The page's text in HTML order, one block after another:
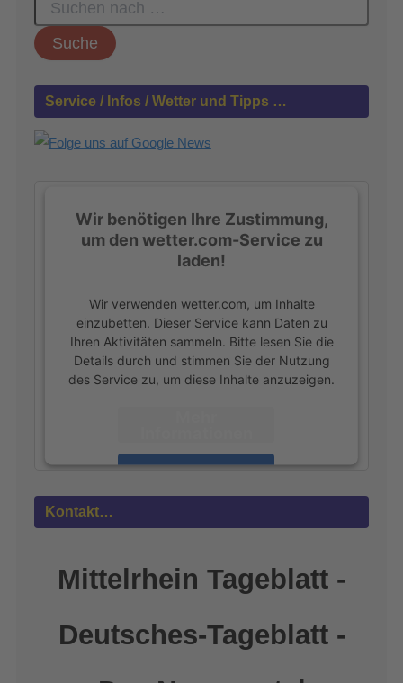
c
h
n
c
Service / Infos / Wetter und Tipps …
Wir benötigen Ihre Zustimmung,
um den wetter.com-Service zu
laden!
Wir verwenden wetter.com, um Inhalte
einzubetten. Dieser Service kann Daten zu
Ihren Aktivitäten sammeln. Bitte lesen Sie die
Details durch und stimmen Sie der Nutzung
des Service zu, um diese Inhalte anzuzeigen.
Akzeptieren
Kontakt…
Mittelrhein Tageblatt -
Deutsches-Tageblatt -